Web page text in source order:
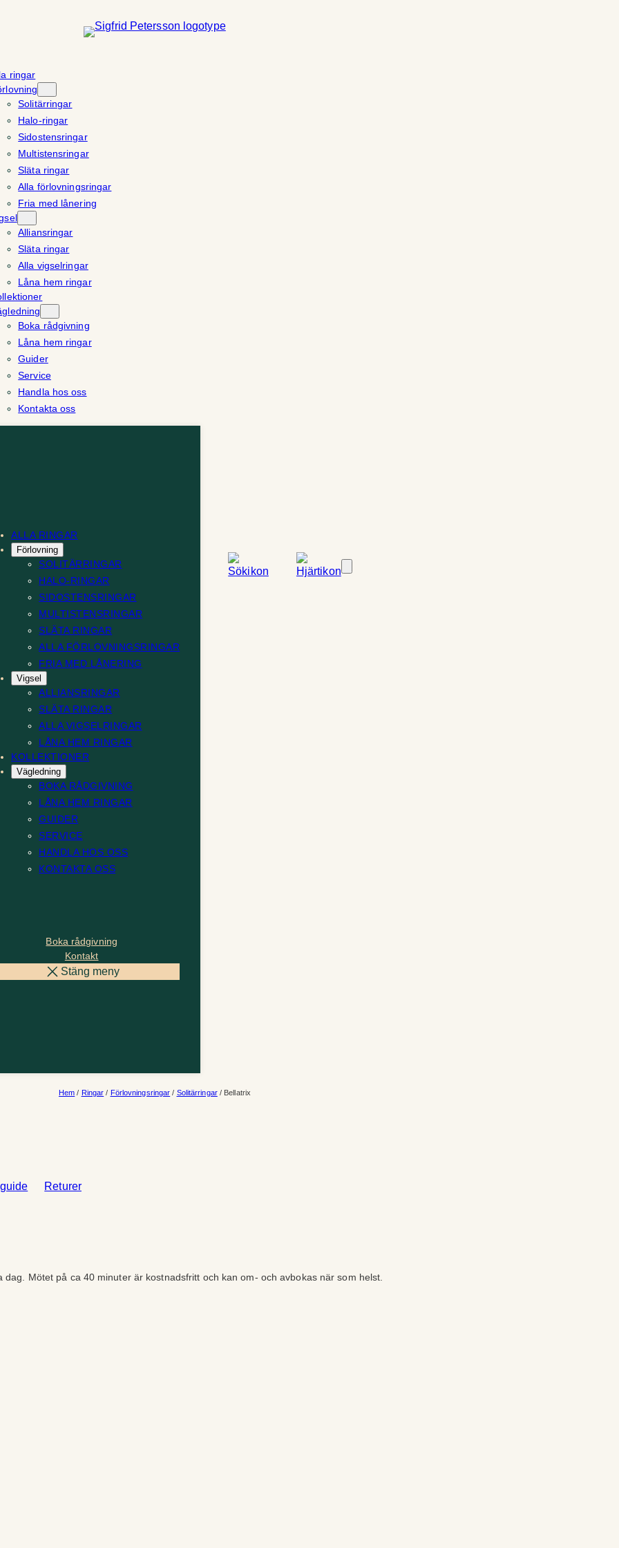
ringar
Solitärringar
Halo-ringar
Sidostensringar
Multistensringar
Släta ringar
Alla förlovningsringar
Fria med lånering
Alliansringar
Släta ringar
Alla vigselringar
Låna hem ringar
Boka rådgivning
Låna hem ringar
Guider
Service
Handla hos oss
Kontakta oss
ALLA RINGAR
Förlovning
SOLITÄRRINGAR
HALO-RINGAR
SIDOSTENSRINGAR
MULTISTENSRINGAR
SLÄTA RINGAR
ALLA FÖRLOVNINGSRINGAR
FRIA MED LÅNERING
Vigsel
ALLIANSRINGAR
SLÄTA RINGAR
ALLA VIGSELRINGAR
LÅNA HEM RINGAR
KOLLEKTIONER
Vägledning
BOKA RÅDGIVNING
LÅNA HEM RINGAR
GUIDER
SERVICE
HANDLA HOS OSS
KONTAKTA OSS
Boka rådgivning
Kontakt
Stäng meny
Hem / Ringar / Förlovningsringar / Solitärringar/ Bellatrix
Returer
Mötet på ca 40 minuter är kostnadsfritt och kan om- och avbokas när som helst.